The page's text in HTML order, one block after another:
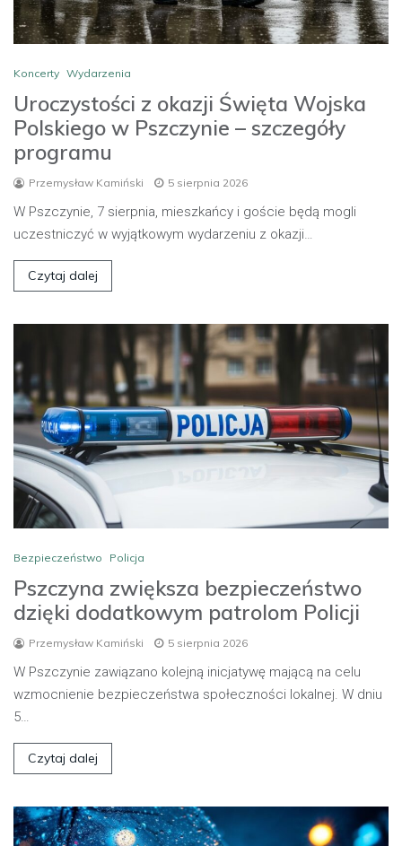
Koncerty Wydarzenia
Uroczystości z okazji Święta Wojska
Polskiego w Pszczynie – szczegóły
programu
Przemysław Kamiński 5 sierpnia 2026
W Pszczynie, 7 sierpnia, mieszkańcy i goście będą mogli
uczestniczyć w wyjątkowym wydarzeniu z okazji…
Czytaj dalej
Bezpieczeństwo Policja
Pszczyna zwiększa bezpieczeństwo
dzięki dodatkowym patrolom Policji
Przemysław Kamiński 5 sierpnia 2026
W Pszczynie zawiązano kolejną inicjatywę mającą na celu
wzmocnienie bezpieczeństwa społeczności lokalnej. W dniu
5…
Czytaj dalej